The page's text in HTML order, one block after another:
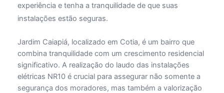
experiência e tenha a tranquilidade de que suas
instalações estão seguras.
Jardim Caiapiá, localizado em Cotia, é um bairro que
combina tranquilidade com um crescimento residencial
significativo. A realização do laudo das instalações
elétricas NR10 é crucial para assegurar não somente a
segurança dos moradores, mas também a valorização